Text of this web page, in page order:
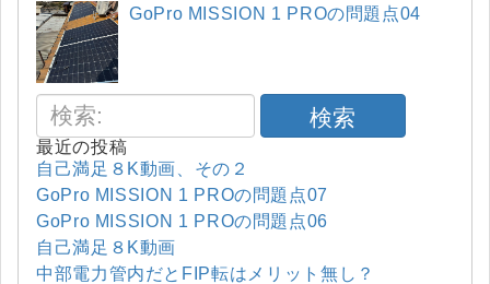
GoPro MISSION 1 PROの問題点04
検索
最近の投稿
自己満足８K動画、その２
GoPro MISSION 1 PROの問題点07
GoPro MISSION 1 PROの問題点06
自己満足８K動画
中部電力管内だとFIP転はメリット無し？